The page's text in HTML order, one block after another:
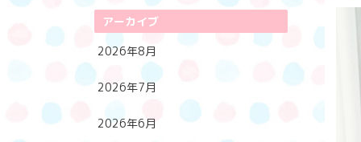
アーカイブ
2026年8月
2026年7月
2026年6月